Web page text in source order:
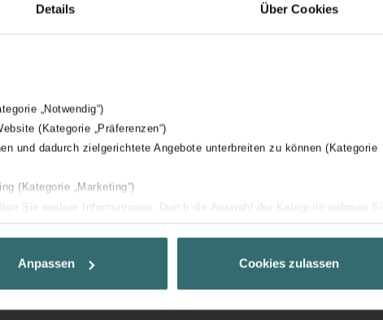
Details Über Cookies
„Notwendig“)
(Kategorie „Präferenzen“)
und dadurch zielgerichtete Angebote unterbreiten zu können (Kategorie
(Kategorie „Marketing“)
Sie weitere Informationen. Durch die Auswahl der Kategorie nehmen Sie
zu ermöglichen und Ihnen maßgeschneiderte Informationen
Einwilligungen können Sie selbstverständlich über einen Link in der
Anpassen Cookies zulassen
7640138036743
Insteekuiteinde
Overig
Staal